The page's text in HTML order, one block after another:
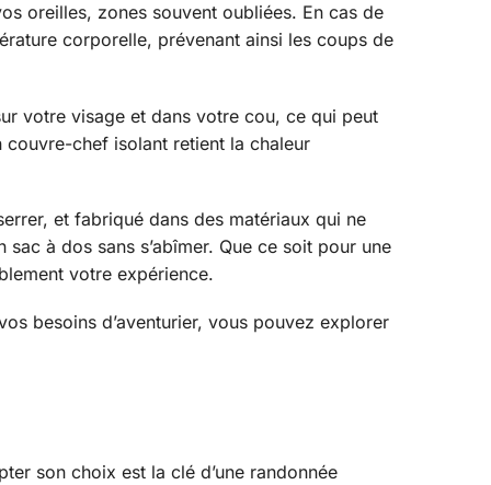
oreilles, zones souvent oubliées. En cas de
corporelle, prévenant ainsi les coups de
votre visage et dans votre cou, ce qui peut
couvre-chef isolant retient la chaleur
et fabriqué dans des matériaux qui ne
à dos sans s’abîmer. Que ce soit pour une
votre expérience.
besoins d’aventurier, vous pouvez explorer
son choix est la clé d’une randonnée